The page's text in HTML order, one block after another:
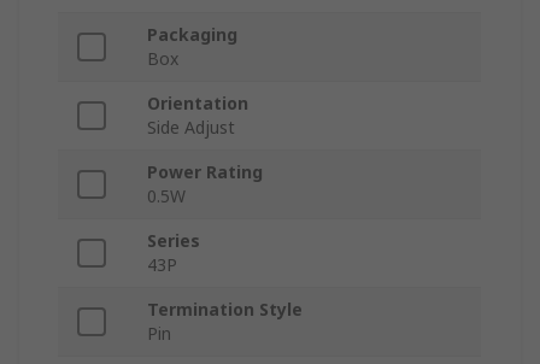
Packaging
Box
Orientation
Side Adjust
Power Rating
0.5W
Series
43P
Termination Style
Pin